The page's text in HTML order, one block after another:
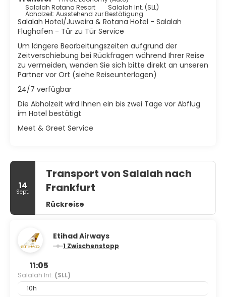
Salalah Rotana Resort
Salalah Int. (SLL)
Abholzeit: Ausstehend zur Bestätigung
Salalah Hotel/Juweira & Rotana Hotel - Salalah
Flughafen - Tür zu Tür Service
Um längere Bearbeitungszeiten aufgrund der
Zeitverschiebung bei Rückfragen während Ihrer Reise
zu vermeiden, wenden Sie sich bitte direkt an unseren
Partner vor Ort (siehe Reiseunterlagen)
24/7 verfügbar
Die Abholzeit wird Ihnen ein bis zwei Tage vor Abflug
im Hotel bestätigt
Meet & Greet Service
14
Sept.
Transport von Salalah nach
Frankfurt
Rückreise
Etihad Airways
1 Zwischenstopp
11:05
Salalah Int. (SLL)
10h